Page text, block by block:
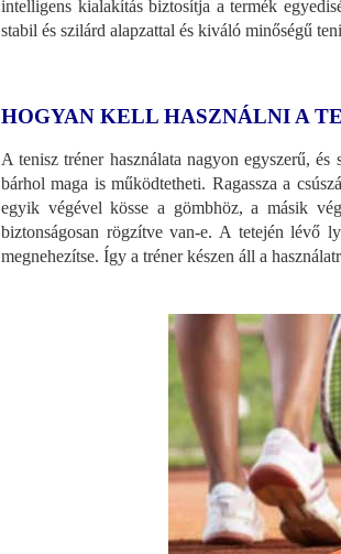
intelligens kialakítás biztosítja a termék
stabil és szilárd alapzattal és kiváló minőségű
HOGYAN KELL HASZNÁLNI A
A tenisz tréner használata nagyon egyszerű,
bárhol maga is működtetheti. Ragassza a
egyik végével kösse a gömbhöz, a másik
biztonságosan rögzítve van-e. A tetején lévő
megnehezítse. Így a tréner készen áll a